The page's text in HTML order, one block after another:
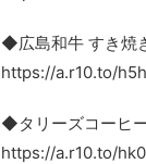
◆広島和牛 すき焼
https://a.r10.to/
◆タリーズコーヒ
https://a.r10.to/